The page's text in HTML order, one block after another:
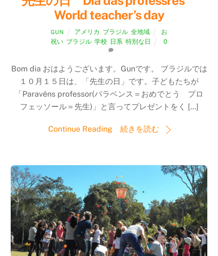
World teacher’s day
GUN アメリカ ブラジル ,全地域
お
祝い ブラジル ,学校 日系 ,特別な日 0
Bom dia おはようございます。Gunです。 ブラジルでは
１０月１５日は、「先生の日」です。子どもたちが
「Paravêns professor(パラベンス＝おめでとう プロ
フェッソール＝先生)」と言ってプレゼントをく […]
Continue Reading 続きを読む